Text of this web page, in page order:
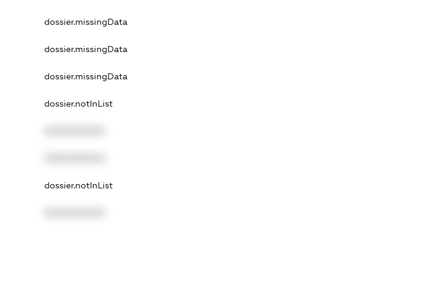
dossier.missingData
dossier.missingData
dossier.missingData
dossier.notInList
dossier.notInList